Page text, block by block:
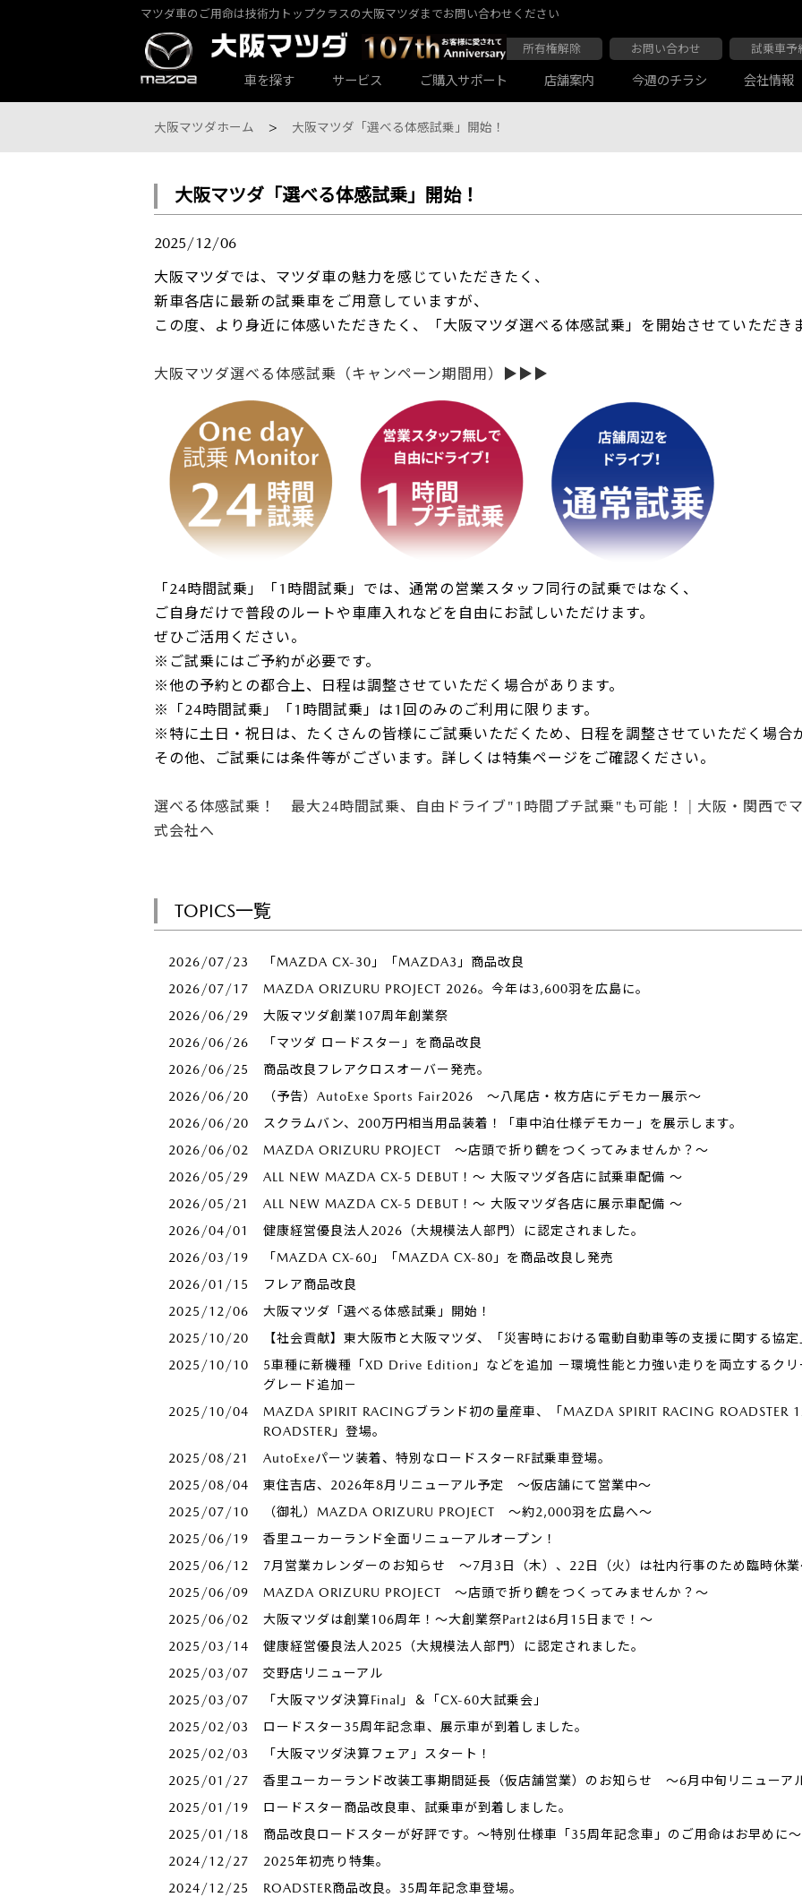
マツダ車のご用命は技術力トップクラスの大阪マツダまでお問い合わせください
所有権解除 お問い合わせ 試乗車予
車を探す
カーラインナップ一覧
サービス
サービス・アフターケアTOP
その他のメンテナンス マツダ自動車保険スカイプラス
ご購入サポート 店舗案内
大阪マツダ店舗一覧
大阪マツダ 八尾店 大阪マツダ 関目高殿本店
サービス専門工場 U-car Land 中古車専売店 法人営業部
今週のチラシ 会社情報
会社情報
大阪マツダホーム 大阪マツダ「選べる体感試乗」開始！
大阪マツダ「選べる体感試乗」開始！
2025/12/06
大阪マツダでは、マツダ車の魅力を感じていただきたく、
新車各店に最新の試乗車をご用意していますが、
この度、より身近に体感いただきたく、「大阪マツダ選べる体感試乗」を開始させていただき
大阪マツダ選べる体感試乗（キャンペーン期間用）▶▶▶
「24時間試乗」「1時間試乗」では、通常の営業スタッフ同行の試乗ではなく、
ご自身だけで普段のルートや車庫入れなどを自由にお試しいただけます。
ぜひご活用ください。
※ご試乗にはご予約が必要です。
※他の予約との都合上、日程は調整させていただく場合があります。
※「24時間試乗」「1時間試乗」は1回のみのご利用に限ります。
※特に土日・祝日は、たくさんの皆様にご試乗いただくため、日程を調整させていただく場合
その他、ご試乗には条件等がございます。詳しくは特集ページをご確認ください。
選べる体感試乗！ 最大24時間試乗、自由ドライブ"1時間プチ試乗"も可能！ | 大阪・関西で
式会社へ
TOPICS一覧
2026/07/23
「MAZDA CX-30」「MAZDA3」商品改良
2026/07/17
MAZDA ORIZURU PROJECT 2026。今年は3,600羽を広島に。
2026/06/29
大阪マツダ創業107周年創業祭
2026/06/26
「マツダ ロードスター」を商品改良
2026/06/25
商品改良フレアクロスオーバー発売。
2026/06/20
（予告）AutoExe Sports Fair2026 ～八尾店・枚方店にデモカー展示～
2026/06/20
スクラムバン、200万円相当用品装着！「車中泊仕様デモカー」を展示します。
2026/06/02
MAZDA ORIZURU PROJECT ～店頭で折り鶴をつくってみませんか？～
2026/05/29
ALL NEW MAZDA CX-5 DEBUT！～ 大阪マツダ各店に試乗車配備 ～
2026/05/21
ALL NEW MAZDA CX-5 DEBUT！～ 大阪マツダ各店に展示車配備 ～
2026/04/01
健康経営優良法人2026（大規模法人部門）に認定されました。
2026/03/19
「MAZDA CX-60」「MAZDA CX-80」を商品改良し発売
2026/01/15
フレア商品改良
2025/12/06
大阪マツダ「選べる体感試乗」開始！
2025/10/20
【社会貢献】東大阪市と大阪マツダ、「災害時における電動自動車等の支援に関する協
2025/10/10
5車種に新機種「XD Drive Edition」などを追加 －環境性能と力強い走りを両立するクリ
グレード追加－
2025/10/04
MAZDA SPIRIT RACINGブランド初の量産車、「MAZDA SPIRIT RACING ROADSTER
ROADSTER」登場。
2025/08/21
AutoExeパーツ装着、特別なロードスターRF試乗車登場。
2025/08/04
東住吉店、2026年8月リニューアル予定 ～仮店舗にて営業中～
2025/07/10
（御礼）MAZDA ORIZURU PROJECT ～約2,000羽を広島へ～
2025/06/19
香里ユーカーランド全面リニューアルオープン！
2025/06/12
7月営業カレンダーのお知らせ ～7月3日（木）、22日（火）は社内行事のため臨時休業
2025/06/09
MAZDA ORIZURU PROJECT ～店頭で折り鶴をつくってみませんか？～
2025/06/02
大阪マツダは創業106周年！～大創業祭Part2は6月15日まで！～
2025/03/14
健康経営優良法人2025（大規模法人部門）に認定されました。
2025/03/07
交野店リニューアル
2025/03/07
「大阪マツダ決算Final」＆「CX-60大試乗会」
2025/02/03
ロードスター35周年記念車、展示車が到着しました。
2025/02/03
「大阪マツダ決算フェア」スタート！
2025/01/27
香里ユーカーランド改装工事期間延長（仮店舗営業）のお知らせ ～6月中旬リニューア
2025/01/19
ロードスター商品改良車、試乗車が到着しました。
2025/01/18
商品改良ロードスターが好評です。～特別仕様車「35周年記念車」のご用命はお早めに～
2024/12/27
2025年初売り特集。
2024/12/25
ROADSTER商品改良。35周年記念車登場。